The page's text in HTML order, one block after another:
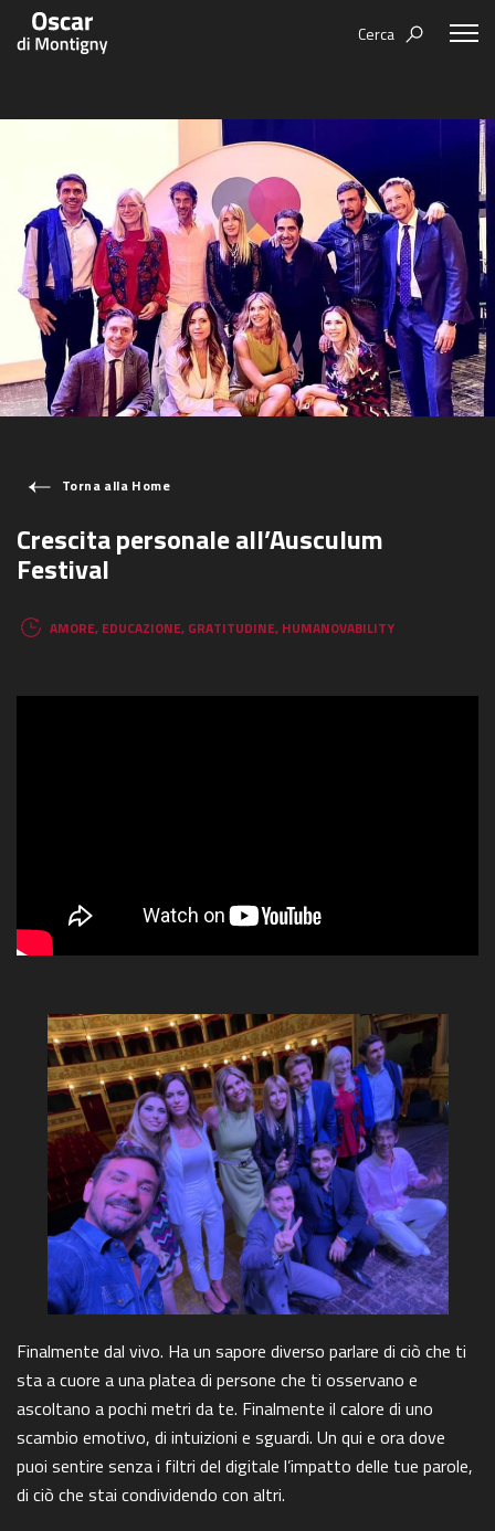
Cerca
Humanovability
Centodieci
Nuovi Eroi
Be Your Essence
Futurability
Books
Events
Video
IT
Torna alla Home
Crescita personale all’Ausculum
Festival
AMORE, EDUCAZIONE, GRATITUDINE, HUMANOVABILITY
Finalmente dal vivo. Ha un sapore diverso parlare di ciò che ti
sta a cuore a una platea di persone che ti osservano e
ascoltano a pochi metri da te. Finalmente il calore di uno
scambio emotivo, di intuizioni e sguardi. Un qui e ora dove
puoi sentire senza i filtri del digitale l’impatto delle tue parole,
di ciò che stai condividendo con altri.